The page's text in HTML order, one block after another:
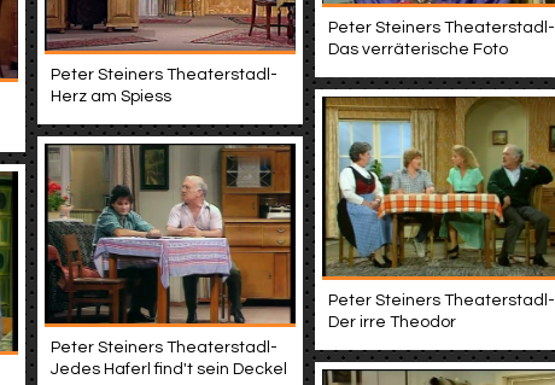
Peter Steiners Theaterstadl-
Das verräterische Foto
Peter Steiners Theaterstadl-
Herz am Spiess
Peter Steiners Theaterstadl-
Der irre Theodor
Peter Steiners Theaterstadl-
Jedes Haferl find't sein Deckel